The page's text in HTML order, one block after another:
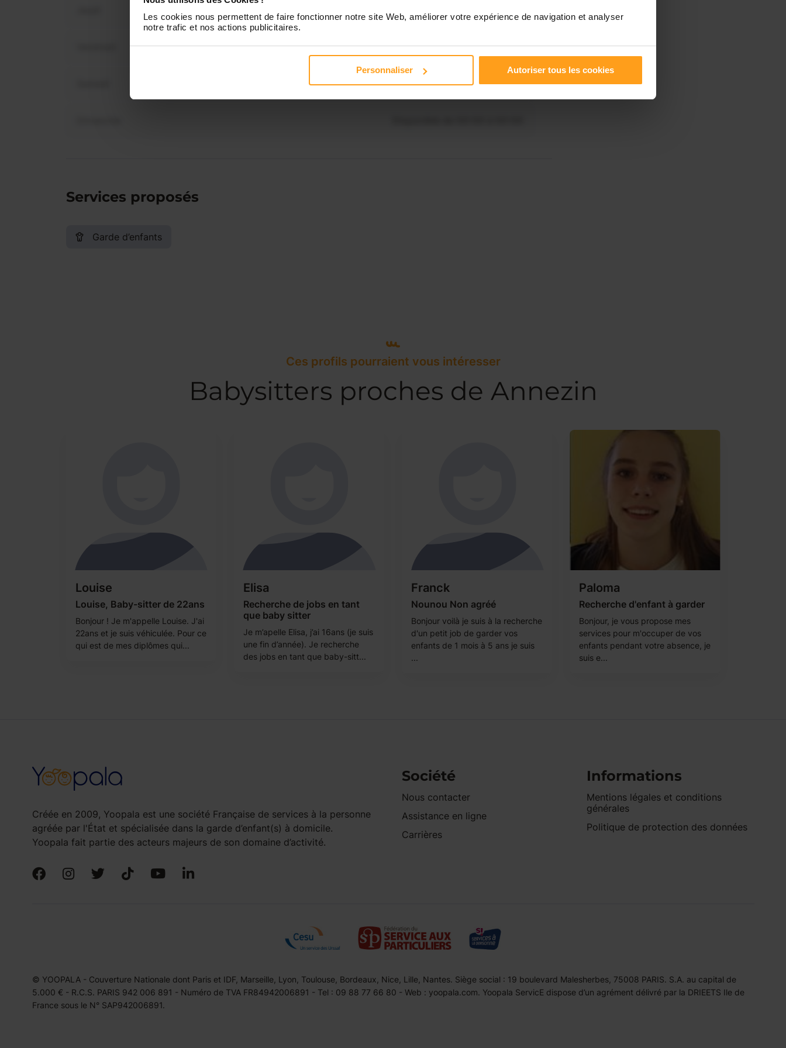
Les cookies nous permettent de faire fonctionner notre site Web, améliorer votre expérience de navigation et analyser
notre trafic et nos actions publicitaires.
Personnaliser Autoriser tous les cookies
Disponible de 00:00 à 00:00
Disponible de 00:00 à 00:00
Contactez-nous
Services proposés
Garde d’enfants
Ces profils pourraient vous intéresser
Babysitters proches de Annezin
Louise
Louise, Baby-sitter de 22ans
Bonjour ! Je m'appelle Louise. J'ai
22ans et je suis véhiculée. Pour ce
qui est de mes diplômes qui...
Elisa
Recherche de jobs en tant
que baby sitter
Je m’apelle Elisa, j’ai 16ans (je suis
une fin d’année). Je recherche
des jobs en tant que baby-sitt...
Franck
Nounou Non agréé
Bonjour voilà je suis à la recherche
d'un petit job de garder vos
enfants de 1 mois à 5 ans je suis
...
Paloma
Recherche d'enfant à garder
Bonjour, je vous propose mes
services pour m'occuper de vos
enfants pendant votre absence, je
suis e...
Créée en 2009, Yoopala est une société Française de services à la personne
agréée par l'État et spécialisée dans la garde d’enfant(s) à domicile.
Yoopala fait partie des acteurs majeurs de son domaine d’activité.
Société
Nous contacter
Assistance en ligne
Carrières
Informations
Mentions légales et conditions
générales
Politique de protection des données
© YOOPALA - Couverture Nationale dont Paris et IDF, Marseille, Lyon, Toulouse, Bordeaux, Nice, Lille, Nantes. Siège social : 19 boulevard Malesherbes, 75008 PARIS. S.A. au capital de
5.000 € - R.C.S. PARIS 942 006 891 - Numéro de TVA FR84942006891 - Tel : 09 88 77 66 80 - Web : yoopala.com. Yoopala ServicE dispose d’un agrément délivré par la DRIEETS Ile de
France sous le N° SAP942006891.